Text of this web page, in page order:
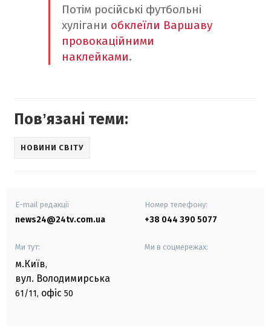
Потім російські футбольні
хулігани обклеїли Варшаву
провокаційними
наклейками.
Повʼязані теми:
НОВИНИ СВІТУ
E-mail редакції
news24@24tv.com.ua
Номер телефону:
+38 044 390 5077
Ми тут:
м.Київ,
вул. Володимирська
61/11, офіс 50
Ми в соцмережах: